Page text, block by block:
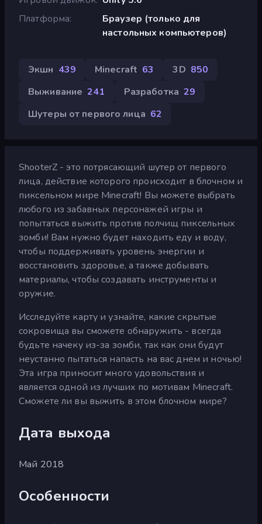
Платформа
Браузер (только для
настольных компьютеров)
Экшн 439 Minecraft 63 3D 850
Выживание 241 Разработка 29
Шутеры от первого лица 62
ShooterZ - это потрясающий шутер от первого
лица, действие которого происходит в блочном и
пиксельном мире Minecraft! Вы можете выбрать
любого из забавных персонажей игры и
попытаться выжить против полчищ пиксельных
зомби! Вам нужно будет находить еду и воду,
чтобы поддерживать уровень энергии и
восстановить здоровье, а также добывать
материалы, чтобы создавать инструменты и
оружие.
Исследуйте карту и узнайте, какие скрытые
сокровища вы сможете обнаружить - всегда
будьте начеку из-за зомби, так как они будут
неустанно пытаться напасть на вас днем и ночью!
Эта игра приносит много удовольствия и
является одной из лучших по мотивам Minecraft.
Сможете ли вы выжить в этом блочном мире?
Дата выхода
Май 2018
Особенности